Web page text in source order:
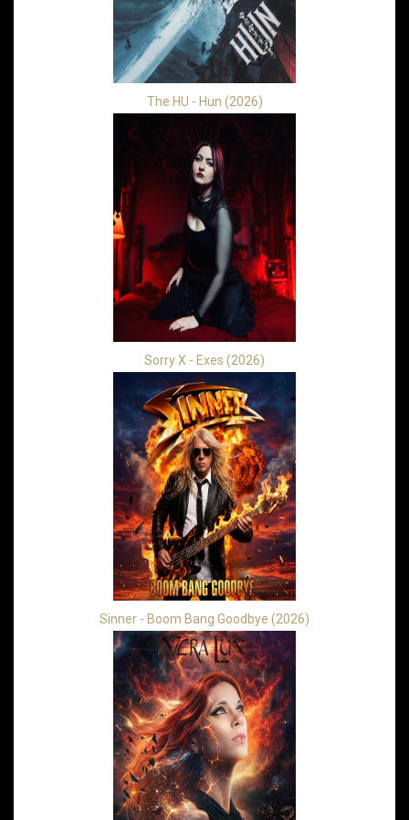
The HU - Hun (2026)
Sorry X - Exes (2026)
Sinner - Boom Bang Goodbye (2026)